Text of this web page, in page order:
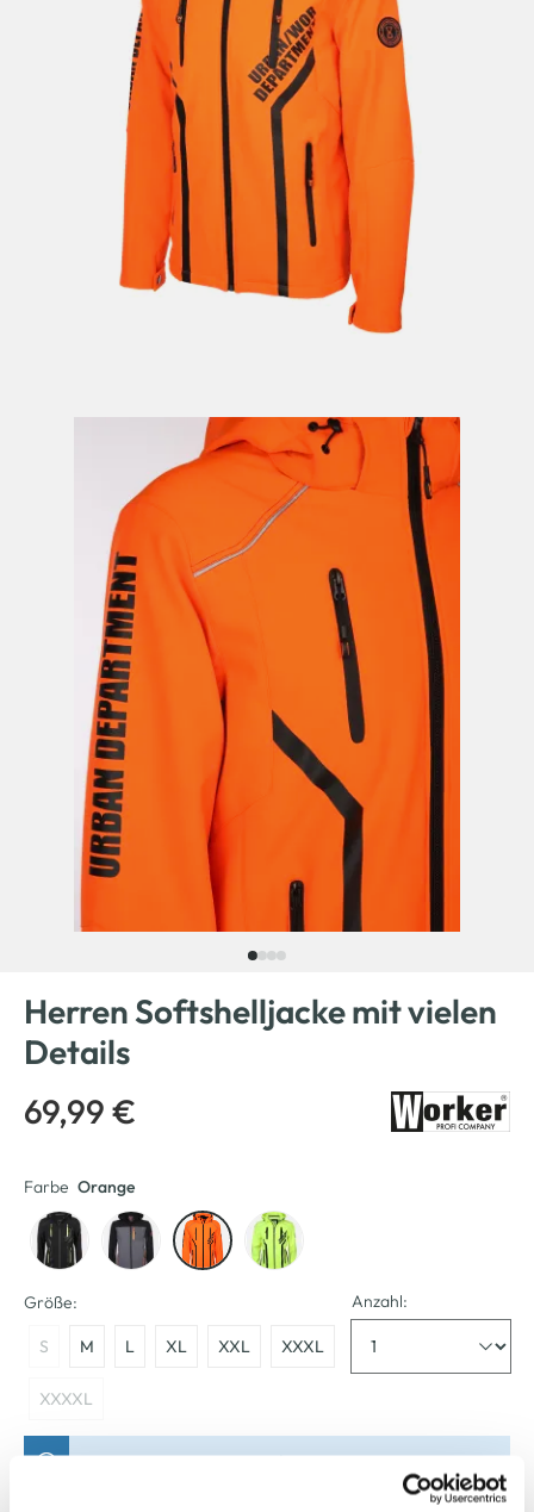
Herren Softshelljacke mit vielen
Details
69,99 €
Farbe Orange
Größe:
S M L XL XXL XXXL
XXXXL
Anzahl:
Bitte wählen Sie eine Größe aus